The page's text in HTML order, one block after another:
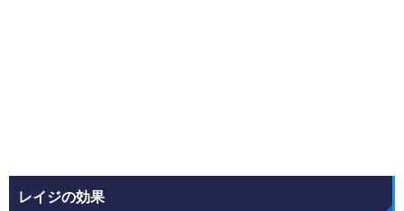
レイジの効果